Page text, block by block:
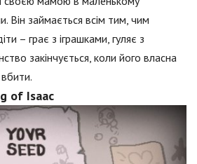
Він займається всім тим, чим
– грає з іграшками, гуляє з
закінчується, коли його власна
of Isaac